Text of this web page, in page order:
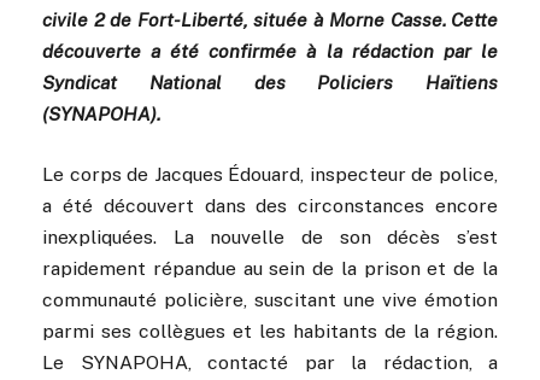
civile 2 de Fort-Liberté, située à Morne Casse. Cette
découverte a été confirmée à la rédaction par le
Syndicat National des Policiers Haïtiens
(SYNAPOHA).
Le corps de Jacques Édouard, inspecteur de police,
a été découvert dans des circonstances encore
inexpliquées. La nouvelle de son décès s’est
rapidement répandue au sein de la prison et de la
communauté policière, suscitant une vive émotion
parmi ses collègues et les habitants de la région.
Le SYNAPOHA, contacté par la rédaction, a